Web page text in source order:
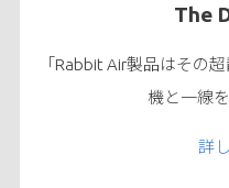
The
「Rabbit Air製品はその
機と一線
詳